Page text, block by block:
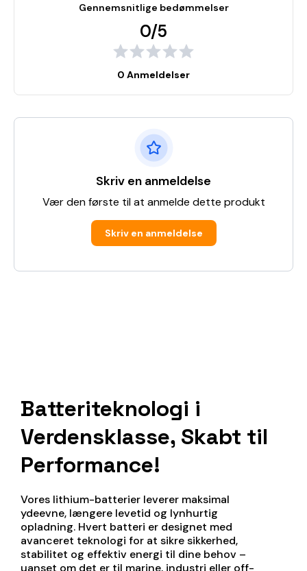
Gennemsnitlige bedømmelser
0/5
0 Anmeldelser
Skriv en anmeldelse
Vær den første til at anmelde dette produkt
Skriv en anmeldelse
Batteriteknologi i
Verdensklasse, Skabt til
Performance!
Vores lithium-batterier leverer maksimal
ydeevne, længere levetid og lynhurtig
opladning. Hvert batteri er designet med
avanceret teknologi for at sikre sikkerhed,
stabilitet og effektiv energi til dine behov –
uanset om det er til marine, industri eller off-